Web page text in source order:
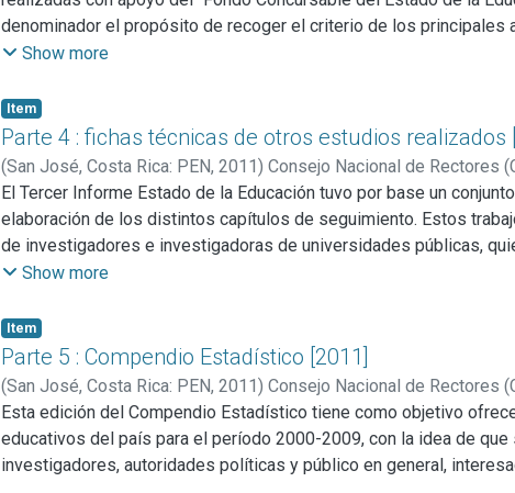
denominador el propósito de recoger el criterio de los principales
docentes y directores), acerca de una serie de temas clave
de interés, lo que permitió obtener resultados susceptibles de
Show more
Item
Parte 4 : fichas técnicas de otros estudios realizados
(San José, Costa Rica: PEN, 2011) Consejo Nacional de Rectores
El Tercer Informe Estado de la Educación tuvo por base un
elaboración de los distintos capítulos de seguimiento. Estos
de investigadores e investigadoras de universidades públicas,
Concursable sobre el Estado de la Educación Costarricense”,
Show more
Item
Parte 5 : Compendio Estadístico [2011]
(San José, Costa Rica: PEN, 2011) Consejo Nacional de Rectores
Esta edición del Compendio Estadístico tiene como objetivo
educativos del país para el período 2000-2009, con la idea de
investigadores, autoridades políticas y público en general,